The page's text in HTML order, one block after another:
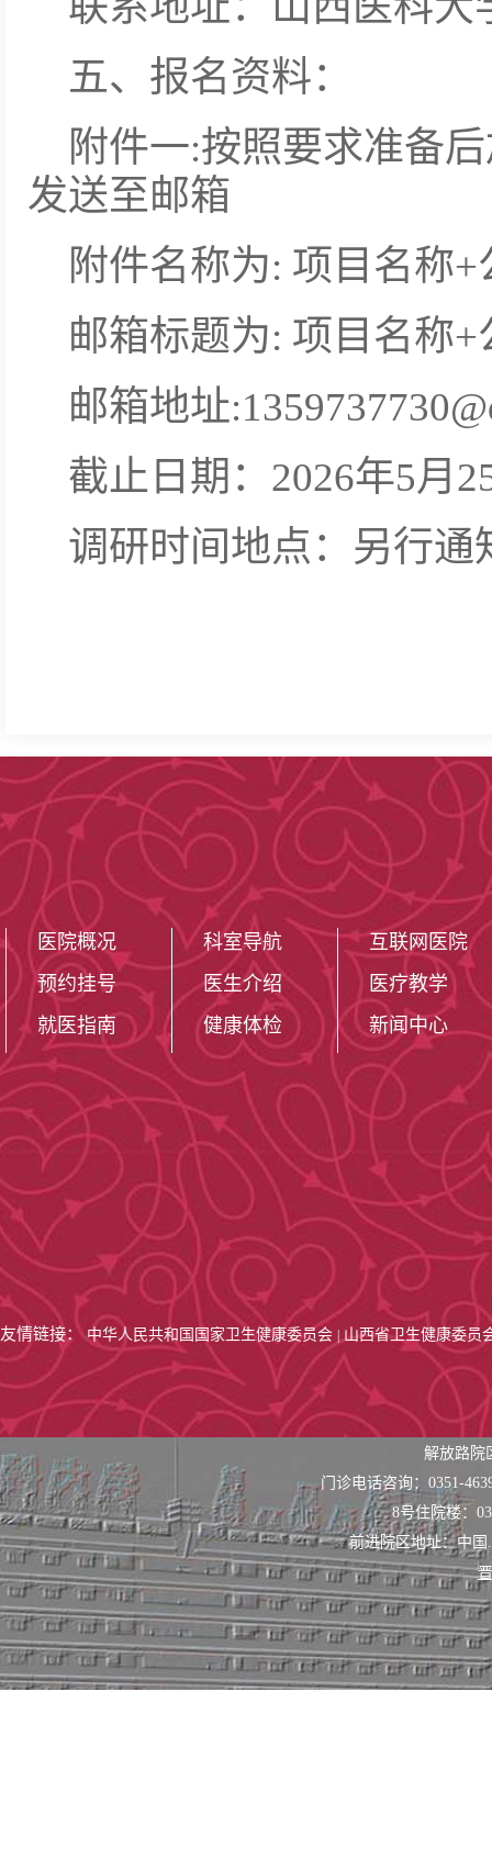
五、报名资料：
附件一:按照要求准备
发送至邮箱
附件名称为: 项目名称
邮箱标题为: 项目名称
邮箱地址
截止日期：2026年5月
调研时间地点：另行通
医院概况
预约挂号
就医指南
科室导航
医生介绍
健康体检
互联网医院
医疗教学
新闻中心
友情链接：中华人民共和国国家卫生健康委员会 山西省卫生健康委员
解放路
门诊电话咨询：0351-
8号住院楼：
前进院区地址：中